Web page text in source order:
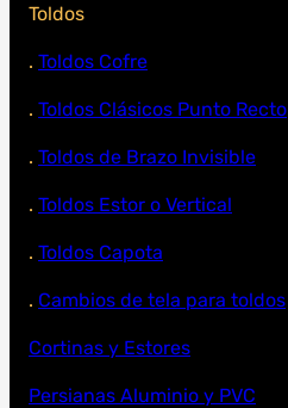
Toldos
. Toldos Cofre
. Toldos Clásicos Punto Recto
. Toldos de Brazo Invisible
. Toldos Estor o Vertical
. Toldos Capota
. Cambios de tela para toldos
Cortinas y Estores
Persianas Aluminio y PVC